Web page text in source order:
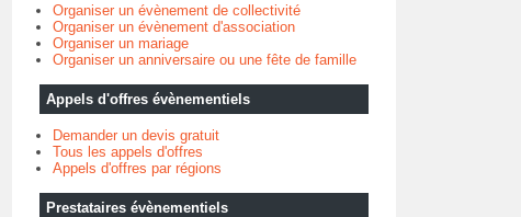
Organiser un évènement de collectivité
Organiser un évènement d'association
Organiser un mariage
Organiser un anniversaire ou une fête de famille
Appels d'offres évènementiels
Demander un devis gratuit
Tous les appels d'offres
Appels d'offres par régions
Prestataires évènementiels